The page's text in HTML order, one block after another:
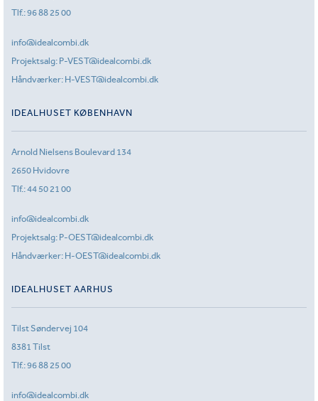
Tlf.:96 88 25 00
info@idealcombi.dk
Projektsalg: P-VEST@idealcombi.dk
Håndværker: H-VEST@idealcombi.dk
IDEALHUSET KØBENHAVN
Arnold Nielsens Boulevard 134
2650 Hvidovre
Tlf.:44 50 21 00
info@idealcombi.dk
Projektsalg: P-OEST@idealcombi.dk
Håndværker: H-OEST@idealcombi.dk
IDEALHUSET AARHUS
Tilst Søndervej 104
8381 Tilst
Tlf.:96 88 25 00
info@idealcombi.dk